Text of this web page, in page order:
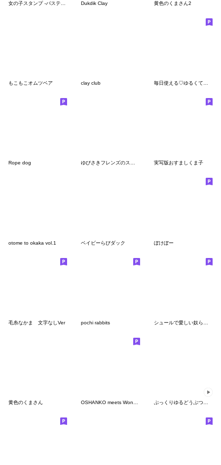
Dukdik Clay 黄色のくまさん2
もこもこオムツベア clay club
Rope dog ゆびさきフレンズのスタンプ１４ 実写版おすましくま子
otome to okaka vol.1 ベイビーらびダック ぼけぼー
毛糸なかま 文字なしVer pochi rabbits
黄色のくまさん OSHANKO meets Wonderful friends ぷっくりゆるどうぶつ 動くスタンプ1